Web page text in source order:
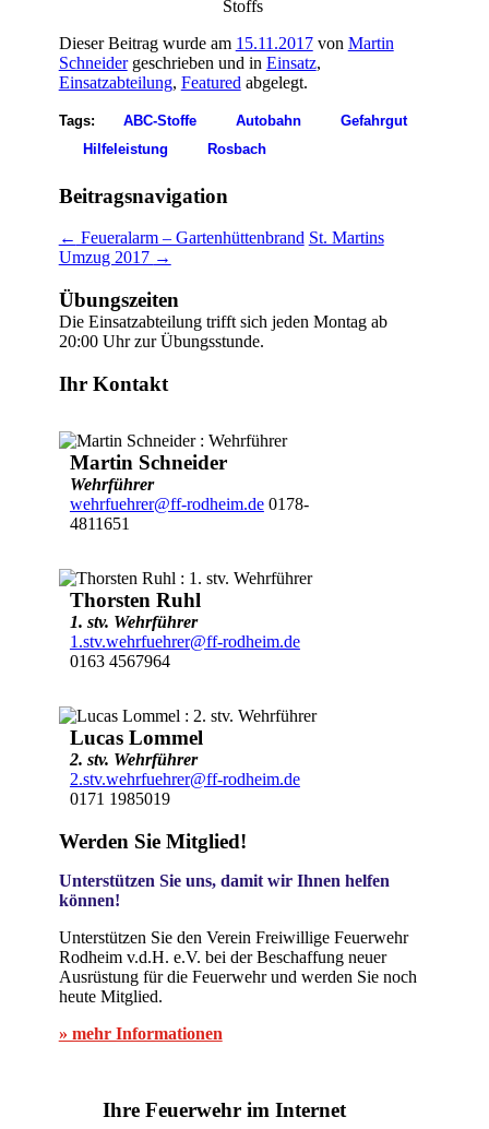
Stoffs
Dieser Beitrag wurde am 15.11.2017von Martin
Schneidergeschrieben und in Einsatz,
Einsatzabteilung, Featured abgelegt.
Tags: ABC-Stoffe Autobahn
Gefahrgut
Hilfeleistung
Rosbach
Beitragsnavigation
← Feueralarm – Gartenhüttenbrand St. Martins
Umzug 2017 →
Übungszeiten
Die Einsatzabteilung trifft sich jeden Montag ab
20:00 Uhr zur Übungsstunde.
Ihr Kontakt
Martin Schneider
Wehrführer
wehrfuehrer@ff-rodheim.de0178-
4811651
Thorsten Ruhl
1. stv. Wehrführer
1.stv.wehrfuehrer@ff-rodheim.de
0163 4567964
Lucas Lommel
2. stv. Wehrführer
2.stv.wehrfuehrer@ff-rodheim.de
0171 1985019
Werden Sie Mitglied!
Unterstützen Sie uns, damit wir Ihnen helfen
können!
Unterstützen Sie den Verein Freiwillige Feuerwehr
Rodheim v.d.H. e.V. bei der Beschaffung neuer
Ausrüstung für die Feuerwehr und werden Sie noch
heute Mitglied.
» mehr Informationen
Ihre Feuerwehr im Internet